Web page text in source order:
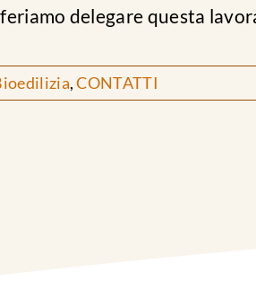
delegare questa
,CONTATTI